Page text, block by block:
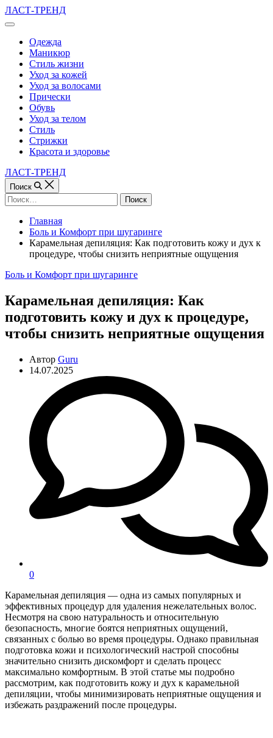
Перейти
к
ЛАСТ-ТРЕНД
Вне
холстаОдежда
Маникюр
Стиль жизни
Уход за кожей
Уход за волосами
Прически
Обувь
Уход за телом
Стиль
Стрижки
Красота и здоровье
ЛАСТ-ТРЕНД
Поиск
Найти:
Главная
Боль и Комфорт при шугаринге
Карамельная депиляция: Как подготовить кожу и дух к
процедуре, чтобы снизить неприятные ощущения
Рубрики
Боль и Комфорт при шугаринге
Карамельная депиляция: Как
подготовить кожу и дух к процедуре,
чтобы снизить неприятные ощущения
Автор Guru
14.07.2025
0
Карамельная депиляция — одна из самых популярных и
эффективных процедур для удаления нежелательных волос.
Несмотря на свою натуральность и относительную
безопасность, многие боятся неприятных ощущений,
связанных с болью во время процедуры. Однако правильная
подготовка кожи и психологический настрой способны
значительно снизить дискомфорт и сделать процесс
максимально комфортным. В этой статье мы подробно
рассмотрим, как подготовить кожу и дух к карамельной
депиляции, чтобы минимизировать неприятные ощущения и
избежать раздражений после процедуры.